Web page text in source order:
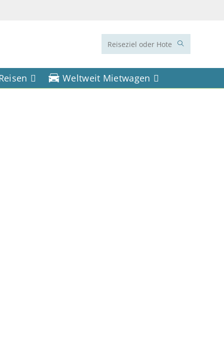
Diese
durchsuchen
Weltweit Mietwagen